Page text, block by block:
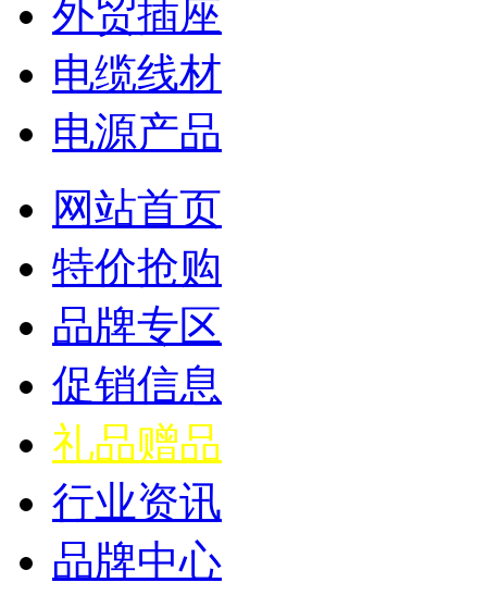
外贸插座
电缆线材
电源产品
网站首页
特价抢购
品牌专区
促销信息
礼品赠品
行业资讯
品牌中心